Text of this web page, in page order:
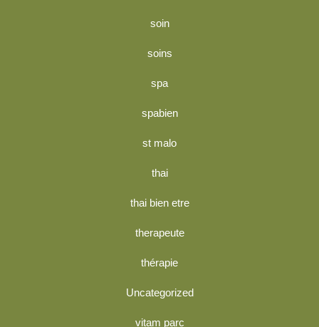
soin
soins
spa
spabien
st malo
thai
thai bien etre
therapeute
thérapie
Uncategorized
vitam parc